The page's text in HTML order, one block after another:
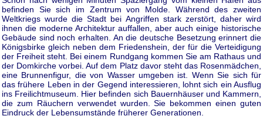
befinden Sie sich im Zentrum von Molde. Während des zweiten
Weltkriegs wurde die Stadt bei Angriffen stark zerstört, daher wird
ihnen die moderne Architektur auffallen, aber auch einige historische
Gebäude sind noch erhalten. An die deutsche Besetzung erinnert die
Königsbirke gleich neben dem Friedenshein, der für die Verteidigung
der Freiheit steht. Bei einem Rundgang kommen Sie am Rathaus und
der Domkirche vorbei. Auf dem Platz davor steht das Rosenmädchen,
eine Brunnenfigur, die von Wasser umgeben ist. Wenn Sie sich für
das frühere Leben in der Gegend interessieren, lohnt sich ein Ausflug
ins Freilichtmuseum. Hier befinden sich Bauernhäuser und Kammern,
die zum Räuchern verwendet wurden. Sie bekommen einen guten
Eindruck der Lebensumstände früherer Generationen.